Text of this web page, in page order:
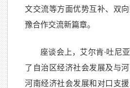
文交流等方面优势互补、双
豫合作交流新篇章。
座谈会上，艾尔肯·吐尼
了自治区经济社会发展及与河
河南经济社会发展和对口支